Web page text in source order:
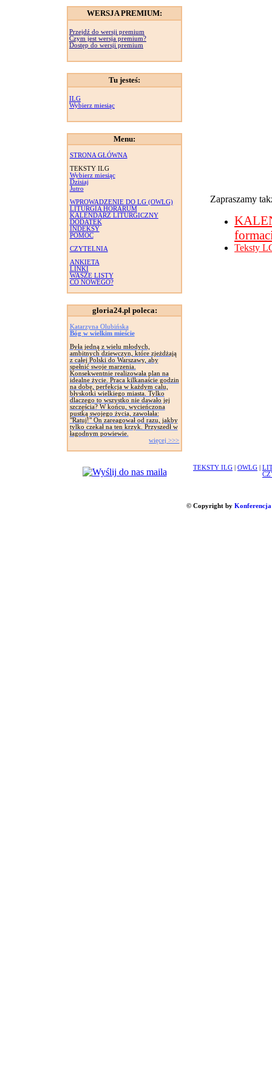
WERSJA PREMIUM:
Przejdź do wersji premium
Czym jest wersja premium?
Dostęp do wersji premium
Tu jesteś:
ILG
Wybierz miesiąc
Menu:
STRONA GŁÓWNA
TEKSTY ILG
Wybierz miesiąc
Dzisiaj
Jutro
WPROWADZENIE DO LG (OWLG)
LITURGIA HORARUM
KALENDARZ LITURGICZNY
DODATEK
INDEKSY
POMOC
CZYTELNIA
ANKIETA
LINKI
WASZE LISTY
CO NOWEGO?
gloria24.pl poleca:
Katarzyna Olubińska
Bóg w wielkim mieście
Była jedną z wielu młodych,
ambitnych dziewczyn, które zjeżdżają
z całej Polski do Warszawy, aby
spełnić swoje marzenia.
Konsekwentnie realizowała plan na
idealne życie. Praca kilkanaście godzin
na dobę, perfekcja w każdym calu,
błyskotki wielkiego miasta. Tylko
dlaczego to wszystko nie dawało jej
szczęścia? W końcu, wycieńczona
pustką swojego życia, zawołała:
"Ratuj!" On zareagował od razu, jakby
tylko czekał na ten krzyk. Przyszedł w
łagodnym powiewie.
więcej >>>
Zapraszamy
Teksty
TEKSTY ILG OWLG
© Copyright by Konferencja